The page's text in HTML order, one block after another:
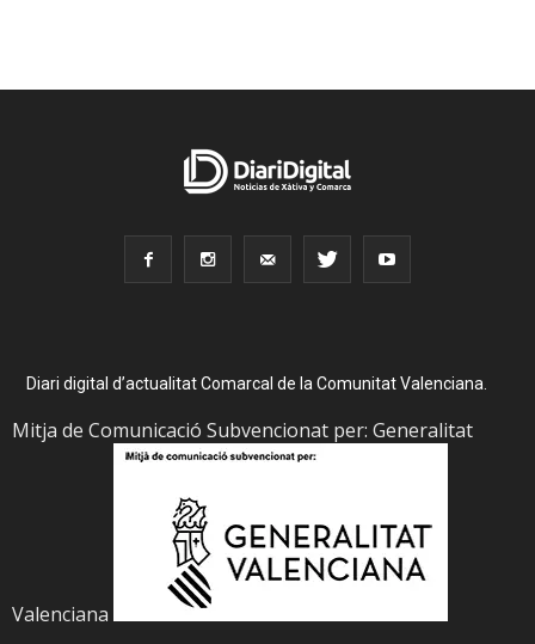
Diari digital d’actualitat Comarcal de la Comunitat Valenciana.
Mitja de Comunicació Subvencionat per: Generalitat
Valenciana